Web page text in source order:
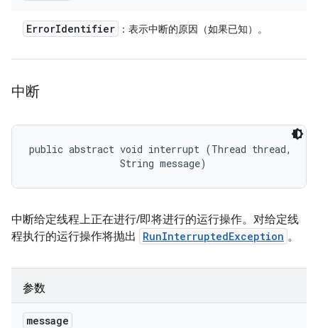
ErrorIdentifier ：表示中断的原因（如果已知）。
中断
public abstract void interrupt (Thread thread,
                String message)
中断给定线程上正在进行/即将进行的运行操作。对给定线
程执行的运行操作将抛出
RunInterruptedException 。
参数
message